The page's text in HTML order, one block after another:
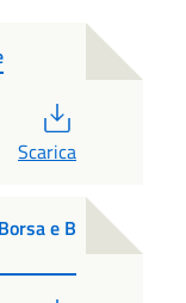
Scarica
e B